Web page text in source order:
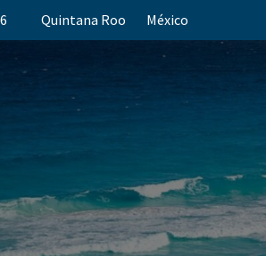
Quintana Roo México